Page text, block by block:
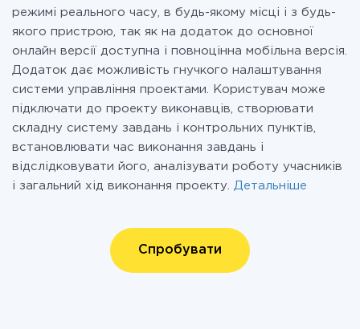
режимі реального часу, в будь-якому місці і з будь-
якого пристрою, так як на додаток до основної
онлайн версії доступна і повноцінна мобільна версія.
Додаток дає можливість гнучкого налаштування
системи управління проектами. Користувач може
підключати до проекту виконавців, створювати
складну систему завдань і контрольних пунктів,
встановлювати час виконання завдань і
відслідковувати його, аналізувати роботу учасників
і загальний хід виконання проекту. Детальніше
Спробувати